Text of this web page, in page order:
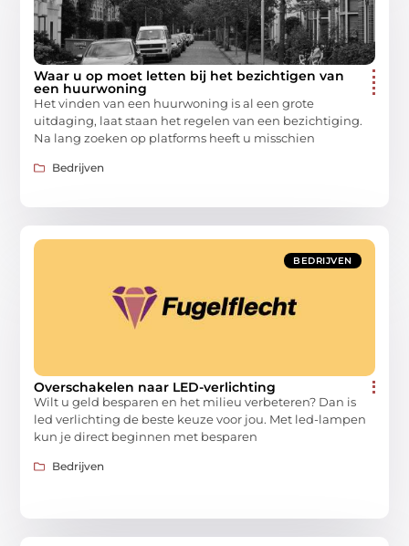
Waar u op moet letten bij het bezichtigen van
een huurwoning
Het vinden van een huurwoning is al een grote
uitdaging, laat staan het regelen van een bezichtiging.
Na lang zoeken op platforms heeft u misschien
Bedrijven
BEDRIJVEN
Overschakelen naar LED-verlichting
Wilt u geld besparen en het milieu verbeteren? Dan is
led verlichting de beste keuze voor jou. Met led-lampen
kun je direct beginnen met besparen
Bedrijven